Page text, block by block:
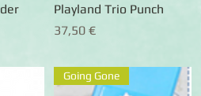
Schnellansicht
Playland Trio Punch
Preis
37,50 €
Going Gone